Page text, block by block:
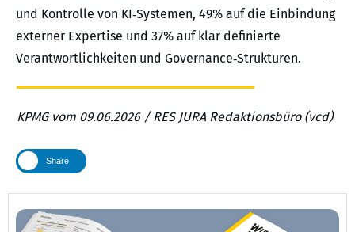
und Kontrolle von KI‑Systemen, 49% auf die Einbindung
externer Expertise und 37% auf klar definierte
Verantwortlichkeiten und Governance‑Strukturen.
KPMG vom 09.06.2026 / RES JURA Redaktionsbüro (vcd)
Share